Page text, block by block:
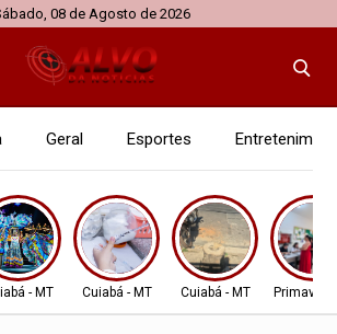
08 de Agosto de 2026
Geral Esportes
- MT Cuiabá - MT Cuiabá - MT